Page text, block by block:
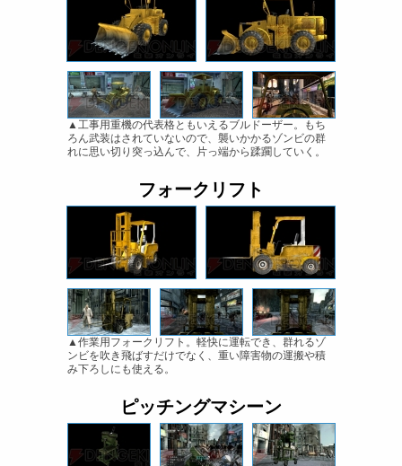
▲工事用重機の代表格ともいえるブルドーザー。もち
ろん武装はされていないので、襲いかかるゾンビの群
れに思い切り突っ込んで、片っ端から蹂躙していく。
フォークリフト
▲作業用フォークリフト。軽快に運転でき、群れるゾ
ンビを吹き飛ばすだけでなく、重い障害物の運搬や積
み下ろしにも使える。
ピッチングマシーン